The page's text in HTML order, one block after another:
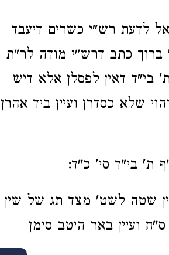
לדעת רש"י כשרים דיעבד
ברוך כתב דרש"י מודה לר"ת
בי"ד דאין לפסלן אלא דיש
שלא כסדרן ועיין ביד אהרן
ת' בי"ד סי' כ"ד:
שטה לשט' מצד תג של שין
ועיין באר היטב סימן